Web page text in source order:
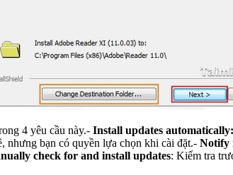
4 yêu cầu này.- Install updates automatically:
nhưng bạn có quyền lựa chọn khi cài đặt.- Notify
check for and install updates: Kiểm tra